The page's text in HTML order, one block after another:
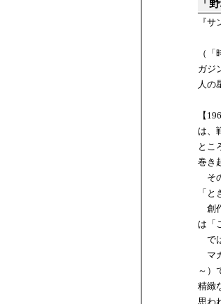
「
『
（
ガジ
人の
【
は、
とこ
巻き
そ
「
創
は「
で
マ
～）
精緻
思わ